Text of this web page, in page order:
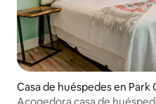
Casa de huéspedes en Park
Acogedora casa de